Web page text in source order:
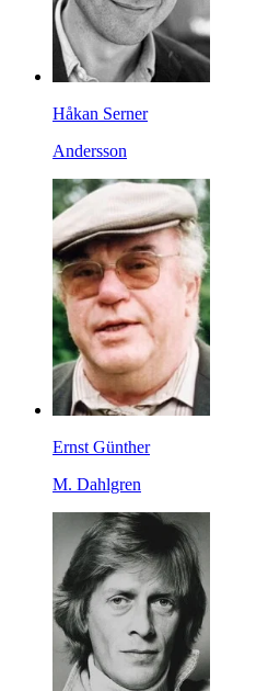
Håkan Serner
Andersson
Ernst Günther
M. Dahlgren